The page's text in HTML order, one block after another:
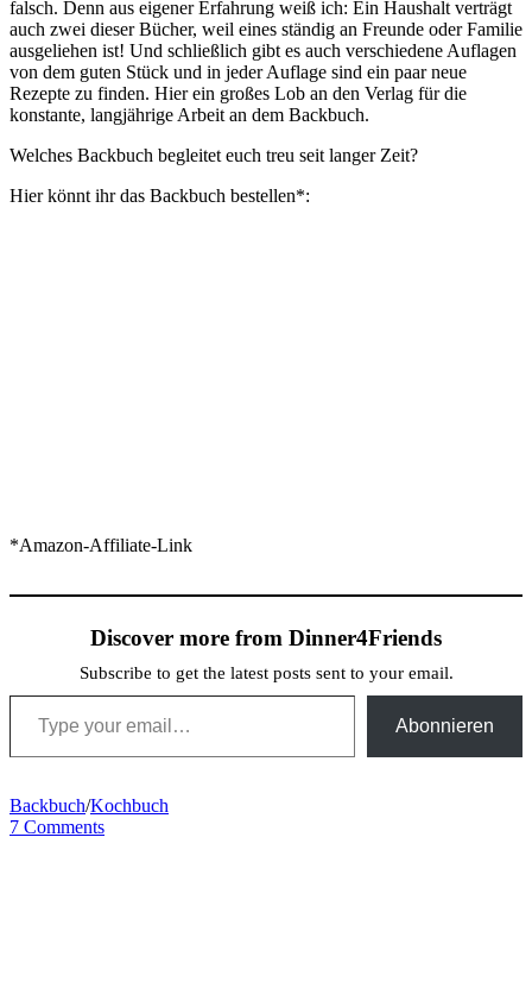
falsch. Denn aus eigener Erfahrung weiß ich: Ein Haushalt verträgt
auch zwei dieser Bücher, weil eines ständig an Freunde oder Familie
ausgeliehen ist! Und schließlich gibt es auch verschiedene Auflagen
von dem guten Stück und in jeder Auflage sind ein paar neue
Rezepte zu finden. Hier ein großes Lob an den Verlag für die
konstante, langjährige Arbeit an dem Backbuch.
Welches Backbuch begleitet euch treu seit langer Zeit?
Hier könnt ihr das Backbuch bestellen*:
*Amazon-Affiliate-Link
Discover more from Dinner4Friends
Subscribe to get the latest posts sent to your email.
Type your email…
Abonnieren
Backbuch/Kochbuch
7 Comments